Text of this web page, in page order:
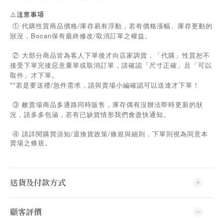
⚠️注意事項
① 代購性質商品價格/庫存易有浮動，若有價格漲幅、庫存更動的
狀況，Bocan保有最終修改/取消訂單之權益。
② 大部分商品皆為客人下單後才向店家調貨，「代購」性質恕不
接受下單完後惡意棄單或取消訂單，請確認「尺寸正確」且「可以
取件」才下單。
**若是要送禮/急件需求，請與賣場小編確認可以送達才下單！
③ 敝賣場商品多通路同時販售，庫存偶有沒辦法即時更新的狀
況，請多多包涵，若有已缺貨情形我們會盡快通知。
④ 請詳閱購買須知/退換貨政策/條規與細則，下單則視為同意本
賣場之條規。
送貨及付款方式
顧客評價